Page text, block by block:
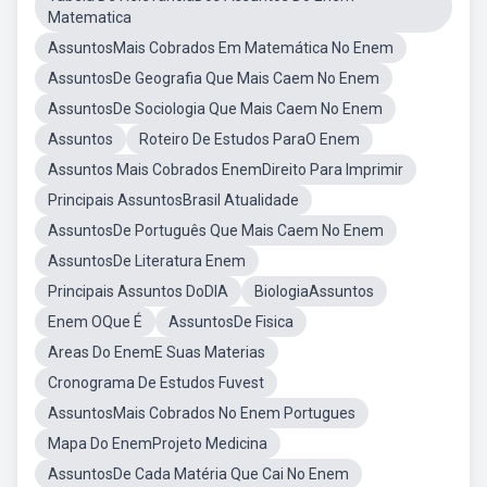
Matematica
AssuntosMais Cobrados Em Matemática No Enem
AssuntosDe Geografia Que Mais Caem No Enem
AssuntosDe Sociologia Que Mais Caem No Enem
Assuntos
Roteiro De Estudos ParaO Enem
Assuntos Mais Cobrados EnemDireito Para Imprimir
Principais AssuntosBrasil Atualidade
AssuntosDe Português Que Mais Caem No Enem
AssuntosDe Literatura Enem
Principais Assuntos DoDIA
BiologiaAssuntos
Enem OQue É
AssuntosDe Fisica
Areas Do EnemE Suas Materias
Cronograma De Estudos Fuvest
AssuntosMais Cobrados No Enem Portugues
Mapa Do EnemProjeto Medicina
AssuntosDe Cada Matéria Que Cai No Enem